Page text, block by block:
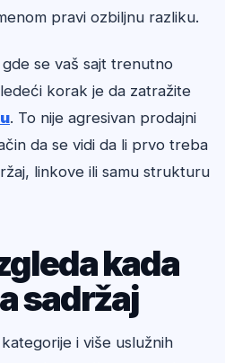
pravi ozbiljnu razliku.
se vaš sajt trenutno
korak je da zatražite
. To nije agresivan prodajni
da se vidi da li prvo treba
linkove ili samu strukturu
kada
sadržaj
i više uslužnih